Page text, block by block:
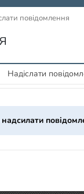
повідомлення
Надіслати